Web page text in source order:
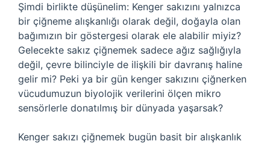
Şimdi birlikte düşünelim: Kenger sakızını yalnızca
bir çiğneme alışkanlığı olarak değil, doğayla olan
bağımızın bir göstergesi olarak ele alabilir miyiz?
Gelecekte sakız çiğnemek sadece ağız sağlığıyla
değil, çevre bilinciyle de ilişkili bir davranış haline
gelir mi? Peki ya bir gün kenger sakızını çiğnerken
vücudumuzun biyolojik verilerini ölçen mikro
sensörlerle donatılmış bir dünyada yaşarsak?
Kenger sakızı çiğnemek bugün basit bir alışkanlık